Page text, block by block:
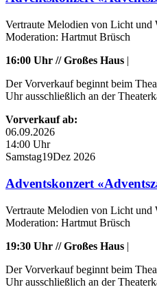
Vertraute Melodien von Licht
Moderation: Hartmut Brüsch
16:00 Uhr // Großes Haus |
Der Vorverkauf beginnt beim
Uhr ausschließlich an der
Vorverkauf ab:
06.09.2026
14:00 Uhr
Samstag19Dez 2026
Adventskonzert
Vertraute Melodien von Licht
Moderation: Hartmut Brüsch
19:30 Uhr // Großes Haus |
Der Vorverkauf beginnt beim
Uhr ausschließlich an der